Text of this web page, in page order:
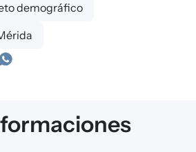
demográfico
formaciones